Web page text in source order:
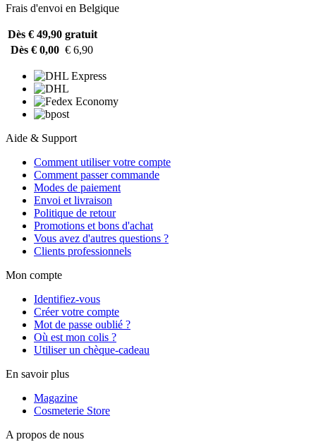
Frais d'envoi en Belgique
Dès € 49,90 gratuit
Dès € 0,00 € 6,90
Aide & Support
Comment utiliser votre compte
Comment passer commande
Modes de paiement
Envoi et livraison
Politique de retour
Promotions et bons d'achat
Vous avez d'autres questions ?
Clients professionnels
Mon compte
Identifiez-vous
Créer votre compte
Mot de passe oublié ?
Où est mon colis ?
Utiliser un chèque-cadeau
En savoir plus
Magazine
Cosmeterie Store
A propos de nous